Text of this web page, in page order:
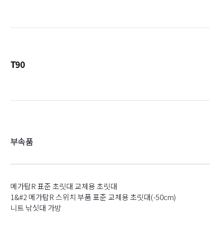
T90
부속품
메가탑R 표준 초릿대 교체용 초릿대
1&#2 메가탑R 스위치 부품 표준 교체용 초릿대(-50cm)
니트 낚싯대 가방